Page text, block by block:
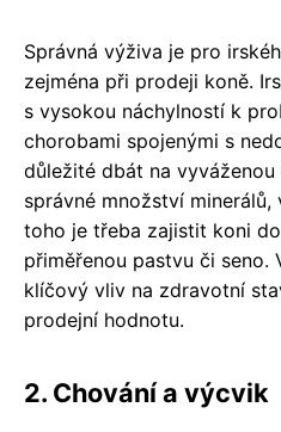
Správná výživa je pro
zejména při prodeji koně.
s vysokou náchylností k
chorobami spojenými s
důležité dbát na
správné množství
toho je třeba zajistit koni
přiměřenou pastvu či
klíčový vliv na zdravotní
prodejní hodnotu.
2. Chování a výcvik